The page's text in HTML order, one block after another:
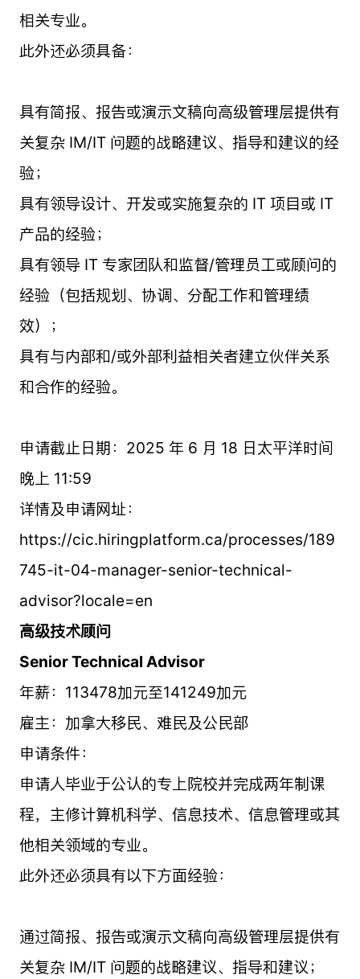
相关专业。
此外还必须具备：
具有简报、报告或演示文稿向高级管理层提供有
关复杂 IM/IT 问题的战略建议、指导和建议的经
验；
具有领导设计、开发或实施复杂的 IT 项目或 IT
产品的经验；
具有领导 IT 专家团队和监督/管理员工或顾问的
经验（包括规划、协调、分配工作和管理绩
效）；
具有与内部和/或外部利益相关者建立伙伴关系
和合作的经验。
申请截止日期：2025 年 6 月 18 日太平洋时间
晚上 11:59
详情及申请网址：
https://cic.hiringplatform.ca/processes/189
745-it-04-manager-senior-technical-
advisor?locale=en
高级技术顾问
Senior Technical Advisor
年薪：113478加元至141249加元
雇主：加拿大移民、难民及公民部
申请条件：
申请人毕业于公认的专上院校并完成两年制课
程，主修计算机科学、信息技术、信息管理或其
他相关领域的专业。
此外还必须具有以下方面经验：
通过简报、报告或演示文稿向高级管理层提供有
关复杂 IM/IT 问题的战略建议、指导和建议；